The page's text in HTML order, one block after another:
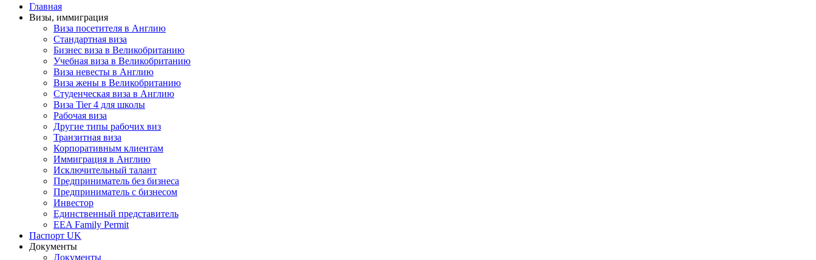
Главная
Визы, иммиграция
Виза посетителя в Англию
Стандартная виза
Бизнес виза в Великобританию
Учебная виза в Великобританию
Виза невесты в Англию
Виза жены в Великобританию
Студенческая виза в Англию
Виза Tier 4 для школы
Рабочая виза
Другие типы рабочих виз
Транзитная виза
Корпоративным клиентам
Иммиграция в Англию
Исключительный талант
Предприниматель без бизнеса
Предприниматель с бизнесом
Инвестор
Единственный представитель
EEA Family Permit
Паспорт UK
Документы
Документы